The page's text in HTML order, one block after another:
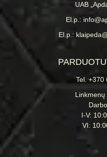
UAB
El.p.:
El.p.:
Tel. +370
Linkmenų
I-V:
VI: